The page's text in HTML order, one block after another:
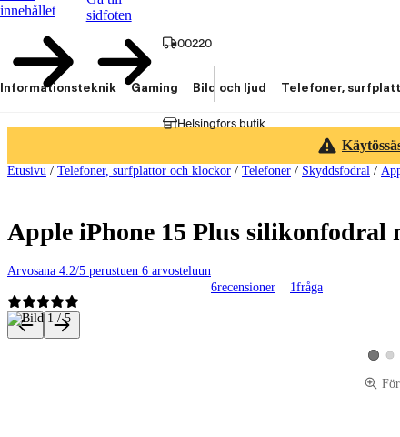
innehållet
sidfoten
00220
Helsingfors butik
Informationsteknik Gaming Bild och ljud Telefoner,
Etusivu / Telefoner, surfplattor och klockor / Telefoner / Skyddsfodral /
Apple iPhone 15 Plus silikonfodral
Arvosana 4.2/5 perustuen 6 arvosteluun
6recensioner 1fråga
Produktbilder och videor
Visa